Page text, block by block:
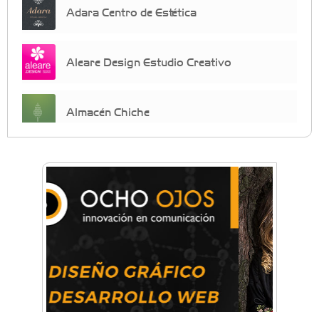
Adara Centro de Estética
Aleare Design Estudio Creativo
Almacén Chiche
crecimiento personal
Arq. Horacio Alejandro Sánchez
Artística ApasionArte